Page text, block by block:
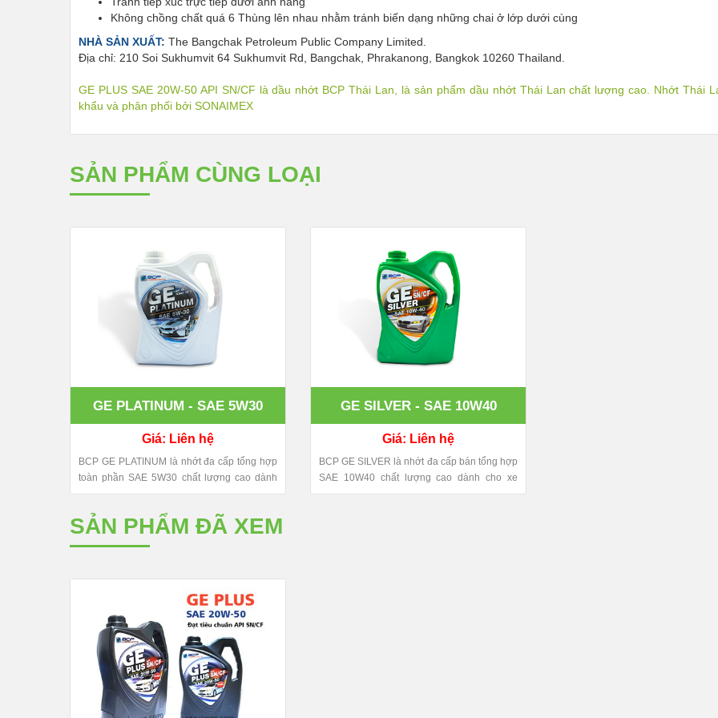
Không chồng chất quá 6 Thùng lên nhau nhằm tránh biến dạng những chai ở lớp dưới cùng
NHÀ SẢN XUẤT: The Bangchak Petroleum Public Company Limited.
Địa chỉ: 210 Soi Sukhumvit 64 Sukhumvit Rd, Bangchak, Phrakanong, Bangkok 10260 Thailand.
GE PLUS SAE 20W-50 API SN/CF là dầu nhớt BCP Thái Lan, là sản phẩm dầu nhớt Thái Lan chất lượng cao. Nhớt Thái
khẩu và phân phối bởi SONAIMEX
SẢN PHẨM CÙNG LOẠI
GE PLATINUM - SAE 5W30
Giá: Liên hệ
BCP GE PLATINUM là nhớt đa cấp tổng hợp
toàn phần SAE 5W30 chất lượng cao dành
cho xe ô tô động cơ xăng ​ Sản phẩm dầu
Bangchak Petroleum Thái Lan, được sản
GE SILVER - SAE 10W40
Giá: Liên hệ
BCP GE SILVER là nhớt đa cấp bán tổng hợp
SAE 10W40 chất lượng cao dành cho xe
động cơ xăng và động cơ dầu. ​ Sản phẩm
SẢN PHẨM ĐÃ XEM